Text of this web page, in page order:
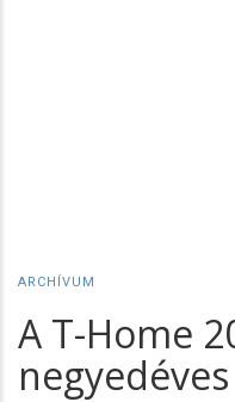
ARCHÍVUM
A T-Home